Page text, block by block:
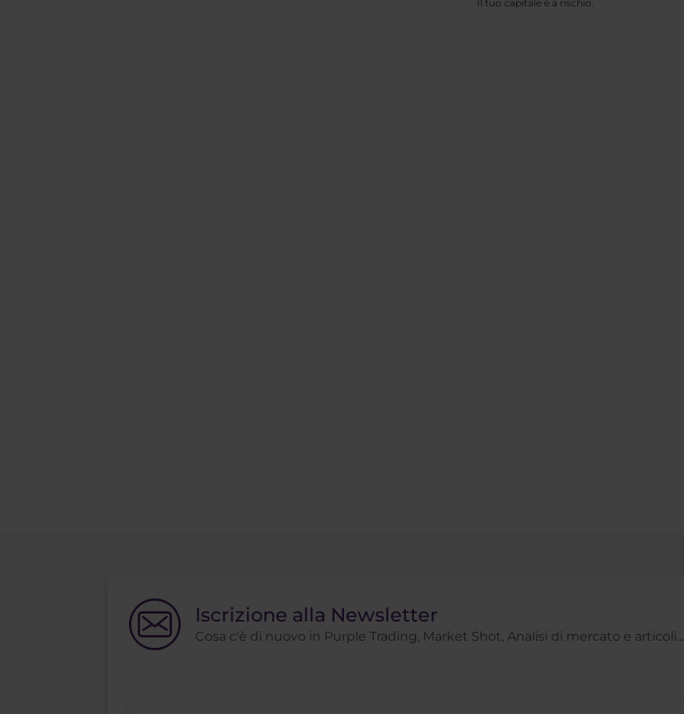
Il tuo capitale è a rischio.
Iscrizione alla Newsletter
Cosa c'è di nuovo in Purple Trading, Market Shot, Analisi di mercato e articoli...